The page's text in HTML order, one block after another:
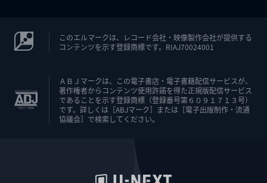
このエルマークは、レコード会社・映像製作会社が提供する
コンテンツを示す登録商標です。RIAJ70024001
ＡＢＪマークは、この電子書店・電子書籍配信サービスが、
著作権者からコンテンツ使用許諾を得た正規版配信サービス
であることを示す登録商標（登録番号第６０９１７１３号）
です。詳しくは［ABJマーク］または［電子出版制作・流通
協議会］で検索してください。